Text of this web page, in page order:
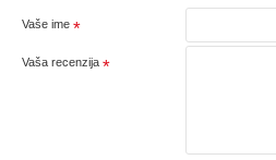
Vaše ime
Vaša recenzija